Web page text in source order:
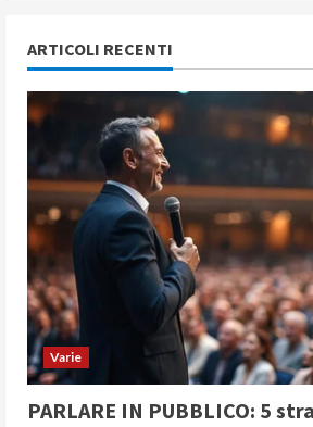
ARTICOLI RECENTI
Varie
PARLARE IN PUBBLICO: 5